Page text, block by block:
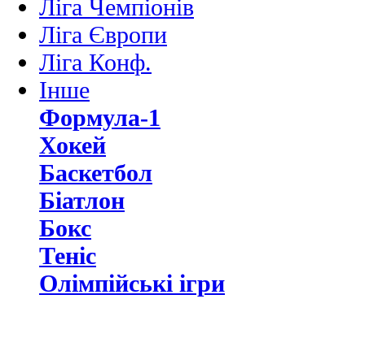
Ліга Чемпіонів
Ліга Європи
Ліга Конф.
Інше
Формула-1
Хокей
Баскетбол
Біатлон
Бокс
Теніс
Олімпійські ігри